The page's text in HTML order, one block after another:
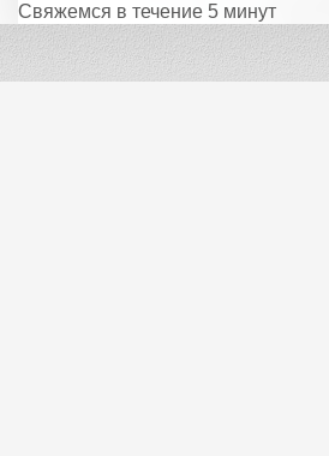
Свяжемся в течение 5 минут